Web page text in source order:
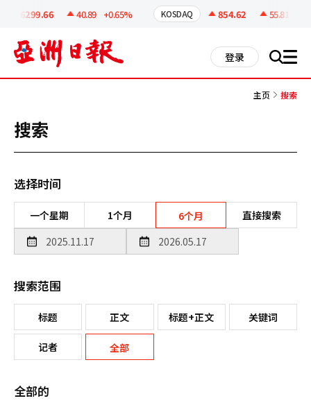
6299.66 40.89 +0.65% KOSDAQ 854.62 55.81
登录 搜 all
主页 搜索
搜索
选择时间
一个星期 1个月 6个月 直接搜索
搜索范围
标题 正文 标题+正文 关键词
记者 全部
全部的